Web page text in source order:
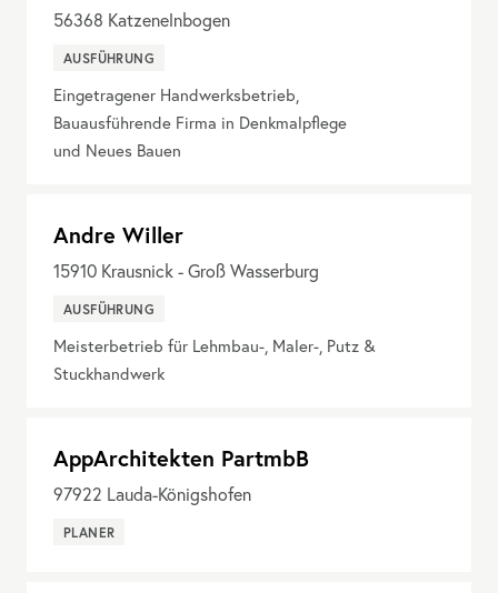
56368 Katzenelnbogen
AUSFÜHRUNG
Eingetragener Handwerksbetrieb,
Bauausführende Firma in Denkmalpflege
und Neues Bauen
Andre Willer
15910 Krausnick - Groß Wasserburg
AUSFÜHRUNG
Meisterbetrieb für Lehmbau-, Maler-, Putz &
Stuckhandwerk
AppArchitekten PartmbB
97922 Lauda-Königshofen
PLANER